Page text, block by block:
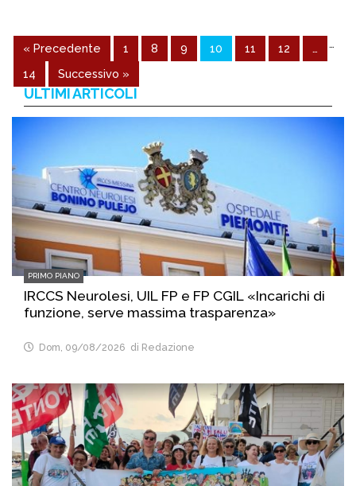
« Precedente 1 …
8 9 10 11 12
…
14
Successivo »
ULTIMI ARTICOLI
PRIMO PIANO
IRCCS Neurolesi, UIL FP e FP CGIL «Incarichi di
funzione, serve massima trasparenza»
Dom, 09/08/2026 di Redazione